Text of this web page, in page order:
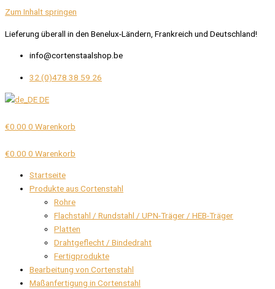
Zum Inhalt springen
Lieferung überall in den Benelux-Ländern, Frankreich und Deutschland!
info@cortenstaalshop.be
32 (0)478 38 59 26
DE
€0.00 0 Warenkorb
€0.00 0 Warenkorb
Startseite
Produkte aus Cortenstahl
Rohre
Flachstahl / Rundstahl / UPN-Träger / HEB-Träger
Platten
Drahtgeflecht / Bindedraht
Fertigprodukte
Bearbeitung von Cortenstahl
Maßanfertigung in Cortenstahl